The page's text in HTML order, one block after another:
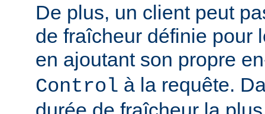
De plus, un client peut
de fraîcheur définie pour
en ajoutant son propre
Control à la requête.